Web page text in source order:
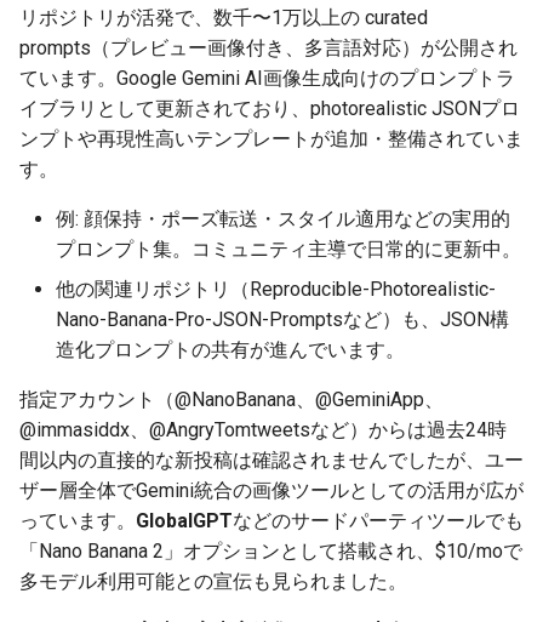
2026-06-13
2026-06-12
2026-06-11
2026-06-10
2026-06-08
2026-06-07
2026-06-06
2026-06-05
2026-06-04
2025-11-28
2025-11-27
2025-11-26
2025-11-25
2025-11-23
2025-11-22
2025-11-21
2025-11-20
2025-11-19
2026-06-13
2026-06-12
2026-06-11
2026-06-10
2026-06-08
2026-06-07
2026-06-06
2026-06-05
2026-06-04
2025-11-28
2025-11-27
2025-11-26
2025-11-25
2025-11-23
2025-11-22
2025-11-21
2025-11-20
2025-11-19
2025-11-28
2025-11-27
2025-11-26
2025-11-25
2025-11-23
2025-11-22
2025-11-21
2025-11-20
2025-11-19
2026-06-11
2026-06-10
2026-06-09
2026-06-07
2026-06-05
2026-06-04
2026-06-03
2026-06-02
2026-05-31
2025-11-28
2025-11-27
2025-11-26
2025-11-25
2025-11-23
2025-11-22
2025-11-21
2025-11-20
2025-11-19
2026-06-13
2026-06-12
2026-06-11
2026-06-10
2026-06-08
2026-06-07
2026-06-06
2026-06-05
2026-06-04
2026-06-07
2026-06-06
2026-06-05
2026-06-04
2026-06-02
2026-06-01
2026-05-31
2026-05-30
リポジトリが活発で、数千〜1万以上の curated
prompts（プレビュー画像付き、多言語対応）が公開され
ています。Google Gemini AI画像生成向けのプロンプトラ
イブラリとして更新されており、photorealistic JSONプロ
ンプトや再現性高いテンプレートが追加・整備されていま
す。
例: 顔保持・ポーズ転送・スタイル適用などの実用的
プロンプト集。コミュニティ主導で日常的に更新中。
他の関連リポジトリ（Reproducible-Photorealistic-
Nano-Banana-Pro-JSON-Promptsなど）も、JSON構
造化プロンプトの共有が進んでいます。
指定アカウント（@NanoBanana、@GeminiApp、
@immasiddx、@AngryTomtweetsなど）からは過去24時
間以内の直接的な新投稿は確認されませんでしたが、ユー
ザー層全体でGemini統合の画像ツールとしての活用が広が
っています。 GlobalGPTなどのサードパーティツールでも
「Nano Banana 2」オプションとして搭載され、$10/moで
多モデル利用可能との宣伝も見られました。